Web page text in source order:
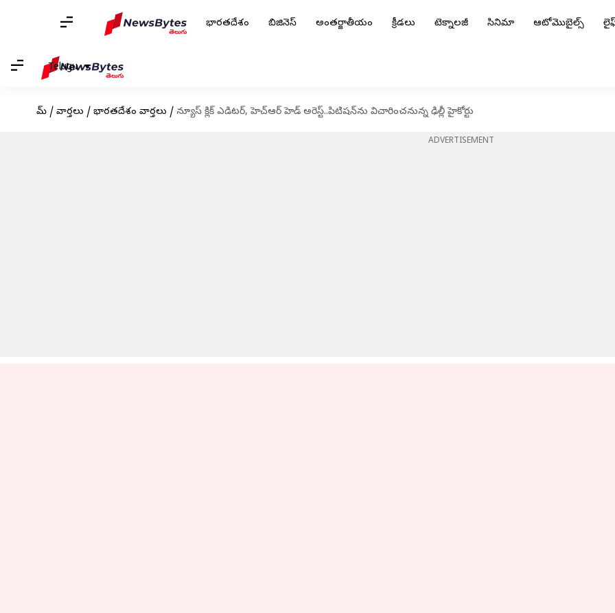
భారతదేశం బిజినెస్ అంతర్జాతీయం క్రీడలు టెక్నాలజీ సినిమా ఆటోమొబైల్స్
Telugu
హోమ్ / వార్తలు / భారతదేశం వార్తలు / న్యూస్ క్లిక్ ఎడిటర్, హెచ్‌ఆర్ హెడ్ అరెస్ట్‌..పిటిషన్‌ను విచారించనున్న ఢిల్లీ హైకోర్టు
ADVERTISEMENT